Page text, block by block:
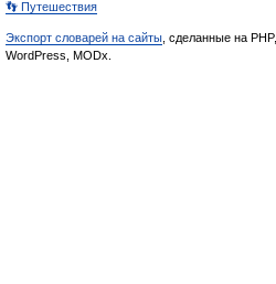
👣 Путешествия
Экспорт словарей на сайты , сделанные на PHP,
WordPress, MODx.